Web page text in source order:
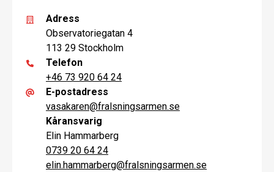
Adress
Observatoriegatan 4
113 29 Stockholm
Telefon
+46 73 920 64 24
E-postadress
vasakaren@fralsningsarmen.se
Kåransvarig
Elin Hammarberg
0739 20 64 24
elin.hammarberg@fralsningsarmen.se